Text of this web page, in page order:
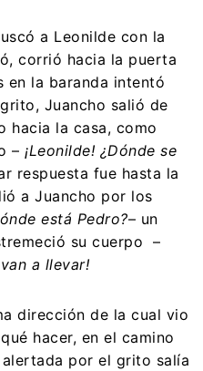
a Leonilde con la
corrió hacia la puerta
en la baranda intentó
Juancho salió de
hacia la casa, como
– ¡Leonilde! ¿Dónde se
respuesta fue hasta la
a Juancho por los
está Pedro?– un
su cuerpo –
a llevar!
dirección de la cual vio
hacer, en el camino
por el grito salía